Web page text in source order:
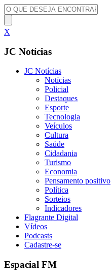
X
JC Notícias
JC Notícias
Notícias
Policial
Destaques
Esporte
Tecnologia
Veículos
Cultura
Saúde
Cidadania
Turismo
Economia
Pensamento positivo
Política
Sorteios
Indicadores
Flagrante Digital
Vídeos
Podcasts
Cadastre-se
Espacial FM